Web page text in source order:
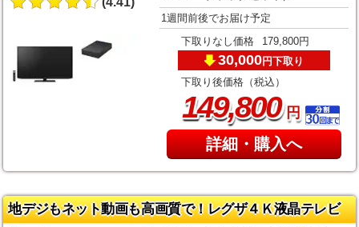
1週間前後でお届け予定
下取りなし価格 179,800円
30,000円下取り
下取り後価格（税込）
149,800円
詳細・購入へ
地デジもネット動画も高画質で！レグザ４Ｋ液晶テレビ